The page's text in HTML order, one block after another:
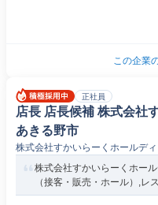
この企業
正社員
店長 店長候補 株式会社
あきる野市
株式会社すかいらーくホールデ
株式会社すかいらーくホー
（接客・販売・ホール）,レ